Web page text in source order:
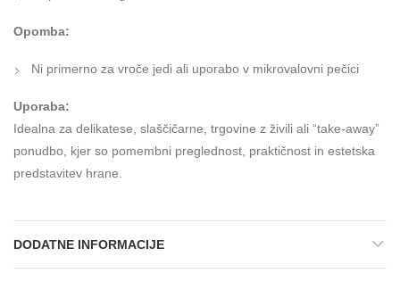
Opomba:
Ni primerno za vroče jedi ali uporabo v mikrovalovni pečici
Uporaba:
Idealna za delikatese, slaščičarne, trgovine z živili ali “take-away”
ponudbo, kjer so pomembni preglednost, praktičnost in estetska
predstavitev hrane.
DODATNE INFORMACIJE